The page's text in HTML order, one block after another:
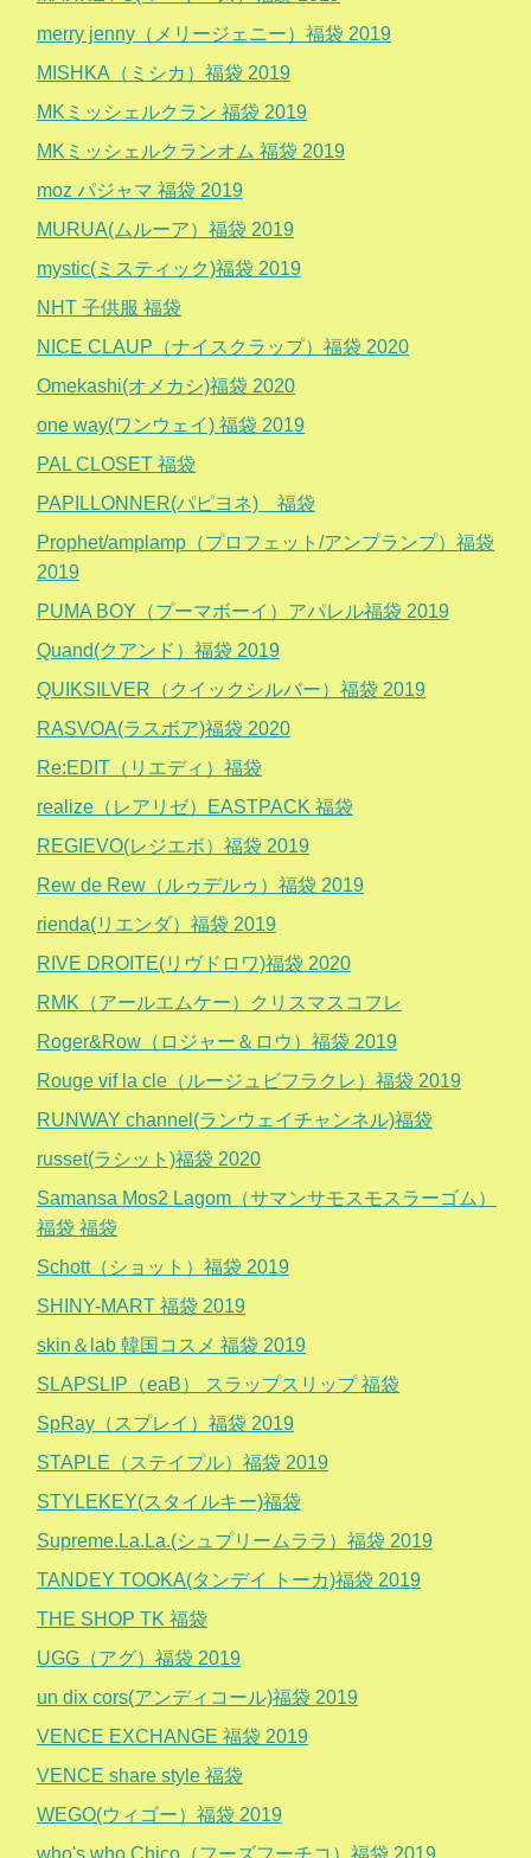
merry jenny（メリージェニー）福袋 2019
MISHKA（ミシカ）福袋 2019
MKミッシェルクラン 福袋 2019
MKミッシェルクランオム 福袋 2019
moz パジャマ 福袋 2019
MURUA(ムルーア）福袋 2019
mystic(ミスティック)福袋 2019
NHT 子供服 福袋
NICE CLAUP（ナイスクラップ）福袋 2020
Omekashi(オメカシ)福袋 2020
one way(ワンウェイ) 福袋 2019
PAL CLOSET 福袋
PAPILLONNER(パピヨネ) 福袋
Prophet/amplamp（プロフェット/アンプランプ）福袋
2019
PUMA BOY（プーマボーイ）アパレル福袋 2019
Quand(クアンド）福袋 2019
QUIKSILVER（クイックシルバー）福袋 2019
RASVOA(ラスボア)福袋 2020
Re:EDIT（リエディ）福袋
realize（レアリゼ）EASTPACK 福袋
REGIEVO(レジエボ）福袋 2019
Rew de Rew（ルゥデルゥ）福袋 2019
rienda(リエンダ）福袋 2019
RIVE DROITE(リヴドロワ)福袋 2020
RMK（アールエムケー）クリスマスコフレ
Roger&Row（ロジャー＆ロウ）福袋 2019
Rouge vif la cle（ルージュビフラクレ）福袋 2019
RUNWAY channel(ランウェイチャンネル)福袋
russet(ラシット)福袋 2020
Samansa Mos2 Lagom（サマンサモスモスラーゴム）
福袋 福袋
Schott（ショット）福袋 2019
SHINY-MART 福袋 2019
skin＆lab 韓国コスメ 福袋 2019
SLAPSLIP（eaB） スラップスリップ 福袋
SpRay（スプレイ）福袋 2019
STAPLE（ステイプル）福袋 2019
STYLEKEY(スタイルキー)福袋
Supreme.La.La.(シュプリームララ）福袋 2019
TANDEY TOOKA(タンデイ トーカ)福袋 2019
THE SHOP TK 福袋
UGG（アグ）福袋 2019
un dix cors(アンディコール)福袋 2019
VENCE EXCHANGE 福袋 2019
VENCE share style 福袋
WEGO(ウィゴー）福袋 2019
who's who Chico（フーズフーチコ）福袋 2019